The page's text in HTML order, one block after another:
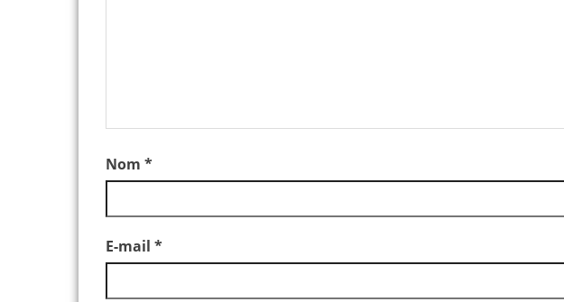
Nom *
E-mail *